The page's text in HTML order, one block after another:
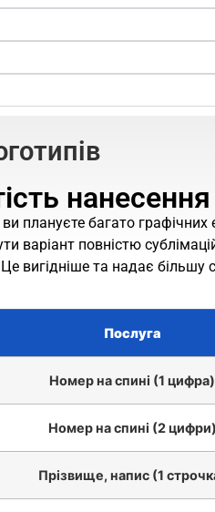
плануєте багато
варіант повністю
Це вигідніше та надає
Послуга
Номер на спині (1 цифра)
Номер на спині (2 цифри)
Прізвище, напис (1